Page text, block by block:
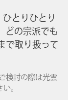
とりひとり
どの宗派でも
で取り扱って
検討の際は光雲
。